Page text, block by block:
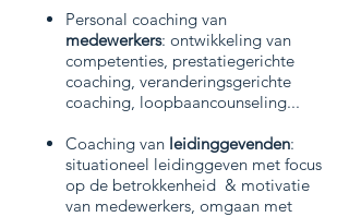
Personal coaching van
medewerkers: ontwikkeling van
competenties, prestatiegerichte
coaching, veranderingsgerichte
coaching, loopbaancounseling...
Coaching van leidinggevenden:
situationeel leidinggeven met focus
op de betrokkenheid & motivatie
van medewerkers, omgaan met